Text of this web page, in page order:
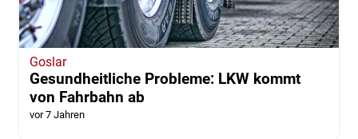
Goslar
Gesundheitliche Probleme: LKW kommt
von Fahrbahn ab
vor 7 Jahren